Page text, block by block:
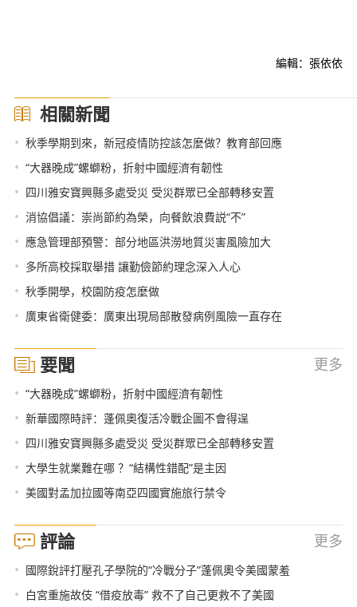
編輯：張依依
相關新聞
• 秋季學期到來，新冠疫情防控該怎麼做？教育部回應
• “大器晚成”螺螄粉，折射中國經濟有韌性
• 四川雅安寶興縣多處受災 受災群眾已全部轉移安置
• 消協倡議：崇尚節約為榮，向餐飲浪費説“不”
• 應急管理部預警：部分地區洪澇地質災害風險加大
• 多所高校採取舉措 讓勤儉節約理念深入人心
• 秋季開學，校園防疫怎麼做
• 廣東省衛健委：廣東出現局部散發病例風險一直存在
要聞 更多
• “大器晚成”螺螄粉，折射中國經濟有韌性
• 新華國際時評：蓬佩奧復活冷戰企圖不會得逞
• 四川雅安寶興縣多處受災 受災群眾已全部轉移安置
• 大學生就業難在哪 ？“結構性錯配”是主因
• 美國對孟加拉國等南亞四國實施旅行禁令
評論 更多
• 國際銳評打壓孔子學院的“冷戰分子”蓬佩奧令美國蒙羞
• 白宮重施故伎 “借疫放毒” 救不了自己更救不了美國